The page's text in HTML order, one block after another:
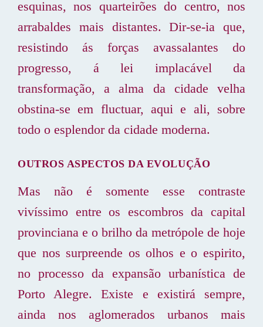
esquinas, nos quarteirões do centro, nos
arrabaldes mais distantes. Dir-se-ia que,
resistindo ás forças avassalantes do
progresso, á lei implacável da
transformação, a alma da cidade velha
obstina-se em fluctuar, aqui e ali, sobre
todo o esplendor da cidade moderna.
OUTROS ASPECTOS DA EVOLUÇÃO
Mas não é somente esse contraste
vivíssimo entre os escombros da capital
provinciana e o brilho da metrópole de hoje
que nos surpreende os olhos e o espirito,
no processo da expansão urbanística de
Porto Alegre. Existe e existirá sempre,
ainda nos aglomerados urbanos mais